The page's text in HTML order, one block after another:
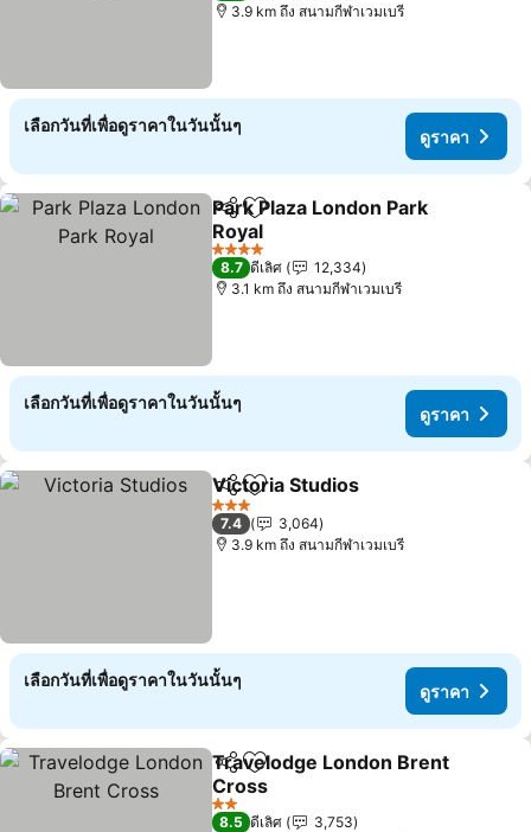
3.9 km ถึง สนามกีฬาเวมเบรี
เลือกวันที่เพื่อดูราคาในวันนั้นๆ
ดูราคา
แชร์ เพิ่มในรายการโปรด
Park Plaza London Park
Royal
ดูราคา
4 ดาว
8.7 ดีเลิศ
12,334
3.1 km ถึง สนามกีฬาเวมเบรี
เลือกวันที่เพื่อดูราคาในวันนั้นๆ
ดูราคา
แชร์ เพิ่มในรายการโปรด
Victoria Studios
3 ดาว
7.4
3,064
3.9 km ถึง สนามกีฬาเวมเบรี
เลือกวันที่เพื่อดูราคาในวันนั้นๆ
ดูราคา
แชร์ เพิ่มในรายการโปรด
Travelodge London Brent
Cross
ดูราคา
2 ดาว
8.5 ดีเลิศ
3,753